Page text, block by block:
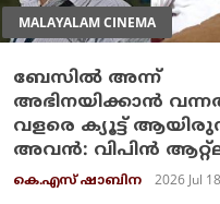
MALAYALAM CINEMA
ബേസിൽ അന്ന്
അഭിനയിക്കാൻ
വളരെ ക്യൂട്ട്
അവൻ: വിപിൻ
കെ.എസ് ഷാബിന 2026 Jul